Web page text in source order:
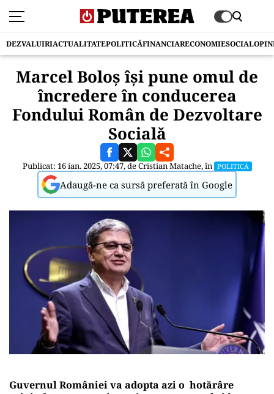
DEZVALUIRIACTUALITATEPOLITICĂFINANCIARECONOMIESOCIAL
Marcel Boloș își pune omul de
încredere în conducerea
Fondului Român de Dezvoltare
Socială
Publicat: 16 ian. 2025, 07:47, deCristian Matache, în POLITICĂ
Adaugă-ne ca sursă preferată în Google
Guvernul României va adopta azi o hotărâre